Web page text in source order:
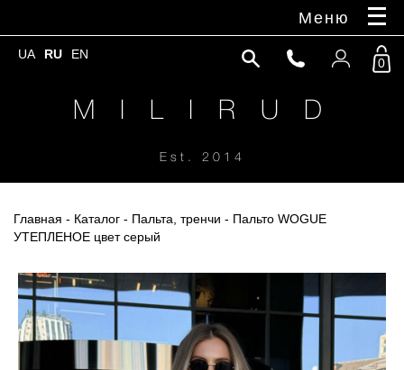
Меню
UA RU EN
M I L I R U D
Est. 2014
0
Главная - Каталог - Пальта, тренчи - Пальто WOGUE
УТЕПЛЕНОЕ цвет серый